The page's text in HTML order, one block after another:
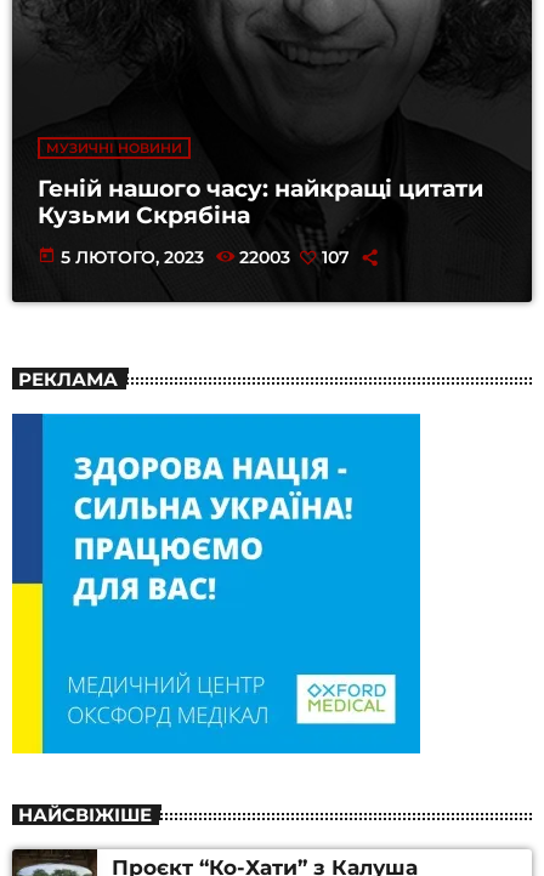
МУЗИЧНІ НОВИНИ
Геній нашого часу: найкращі цитати
Кузьми Скрябіна
today 5 ЛЮТОГО, 2023 22003 107
РЕКЛАМА
НАЙСВІЖІШЕ
Проєкт “Ко-Хати” з Калуша